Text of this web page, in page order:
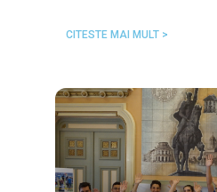
CITESTE MAI MULT >